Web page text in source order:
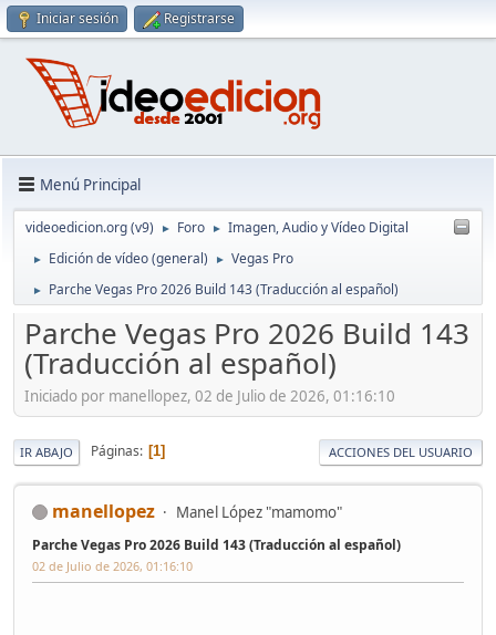
Iniciar sesión Registrarse
Menú Principal
videoedicion.org (v9) ► Foro ► Imagen, Audio y Vídeo Digital
► Edición de vídeo (general) ► Vegas Pro
► Parche Vegas Pro 2026 Build 143 (Traducción al español)
Parche Vegas Pro 2026 Build 143
(Traducción al español)
Iniciado por manellopez, 02 de Julio de 2026, 01:16:10
IR ABAJO Páginas 1 ACCIONES DEL USUARIO
manellopez Manel López "mamomo"
Parche Vegas Pro 2026 Build 143 (Traducción al español)
02 de Julio de 2026, 01:16:10